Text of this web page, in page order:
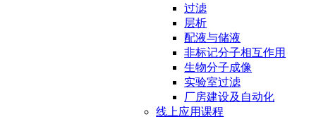
过滤
层析
配液与储液
非标记分子相互作用
生物分子成像
实验室过滤
厂房建设及自动化
线上应用课程